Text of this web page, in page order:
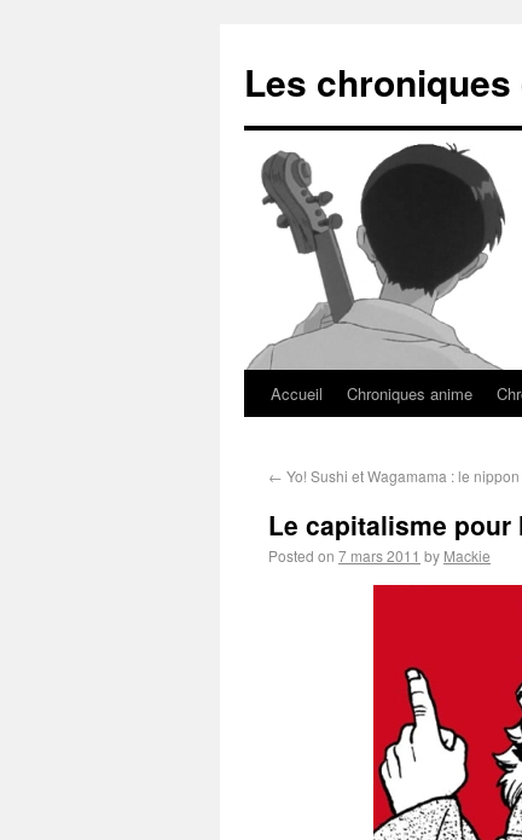
Les
Accueil Chroniques anime
← Yo! Sushi et Wagamama : le
Le capitalisme pour
Posted on 7 mars 2011 by Mackie